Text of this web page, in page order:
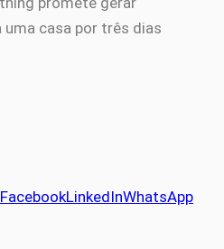
FacebookLinkedInWhatsApp